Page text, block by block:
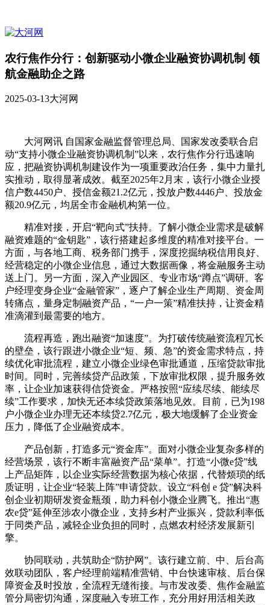
农行焦作分行：创新驱动小微企业融资协调机制 领
航金融助企之路
2025-03-13大河网
大河网讯 自国家金融监督管理总局、国家发改委联合启
动“支持小微企业融资协调机制”以来，农行焦作分行迅速响
应，把融资协调机制建设作为一项重要政治任务，集中力量扎
实推动，取得显著成效。截至2025年2月末，该行小微企业授
信户数4450户、授信金额21.2亿元，投放户数4446户、投放金
额20.9亿元，均居全市金融机构第一位。
精准对接，开启“靶向式”扶持。了解小微企业需求是破解
融资难题的“金钥匙”，该行搭建起多维度的精准对接平台。一
方面，与各地工商、税务部门携手，深度挖掘纳税信用良好、
经营稳定的小微企业信息，通过大数据画像，将金融服务主动
送上门。另一方面，深入产业园区、专业市场“蹲点”调研。客
户经理变身企业“金融管家”，逐户了解企业生产周期、资金周
转痛点，量身定制融资产品，“一户一策”精准扶持，让资金精
准滴灌到最需要的地方。
流程再造，跑出融资“加速度”。为打破传统融资流程冗长
的壁垒，该行跟进小微企业“短、频、急”的资金需求特点，持
续优化审批流程，建立小微企业绿色审批通道，压缩贷款审批
时间。同时，完善续贷产品政策，下放审批权限，提升服务效
率，让企业加速获得信贷资金。严格按照“应续尽续、能续尽
续”工作要求，加快无还本续贷政策落地见效。目前，已为198
户小微企业办理无还本续贷2.7亿元，极大地缓解了企业资金
压力，降低了企业融资成本。
产品创新，打造多元“资金库”。面对小微企业复杂多样的
经营场景，该行不断丰富融资产品“菜单”。打造“小微e贷”线
上产品矩阵，以企业实际经营数据为核心依据，代替烦琐的纸
质证明，让企业“轻装上阵”申请贷款。设立“科创 e 贷”解决科
创企业初期研发资金瓶颈，助力科创小微企业腾飞。推出“惠
农e贷”延伸至涉农小微企业，支持乡村产业振兴，贷款利率低
于同类产品，减轻企业负担的同时，点燃农村经济发展新引
擎。
协同联动，共筑助企“防护网”。该行建立前、中、后台高
效联动团队，客户经理前端精准营销、中台快速审核、后台保
障资金及时投放，全流程无缝衔接。与市发改委、焦作金融监
管分局密切沟通，深度融入专班工作，充分用好用活相关政